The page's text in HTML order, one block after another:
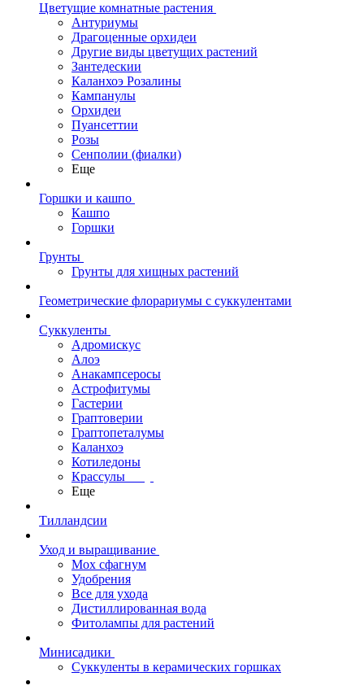
Цветущие комнатные растения
Антуриумы
Драгоценные орхидеи
Другие виды цветущих растений
Зантедескии
Каланхоэ Розалины
Кампанулы
Орхидеи
Пуансеттии
Розы
Сенполии (фиалки)
Еще
Горшки и кашпо
Кашпо
Горшки
Грунты
Грунты для хищных растений
Геометрические флорариумы с суккулентами
Суккуленты
Адромискус
Алоэ
Анакампсеросы
Астрофитумы
Гастерии
Граптоверии
Граптопеталумы
Каланхоэ
Котиледоны
Крассулы
Еще
Тилландсии
Уход и выращивание
Мох сфагнум
Удобрения
Все для ухода
Дистиллированная вода
Фитолампы для растений
Минисадики
Суккуленты в керамических горшках